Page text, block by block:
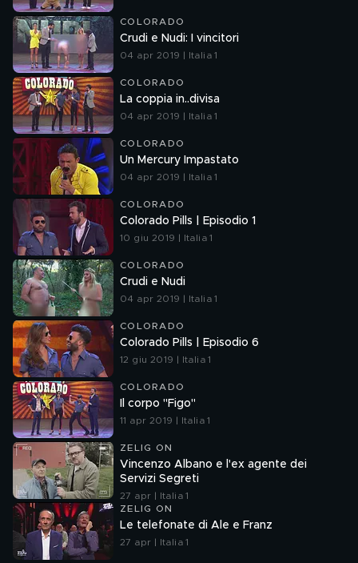
COLORADO
Crudi e Nudi: I vincitori
04 apr 2019 | Italia 1
COLORADO
La coppia in..divisa
04 apr 2019 | Italia 1
COLORADO
Un Mercury Impastato
04 apr 2019 | Italia 1
COLORADO
Colorado Pills | Episodio 1
10 giu 2019 | Italia 1
COLORADO
Crudi e Nudi
04 apr 2019 | Italia 1
COLORADO
Colorado Pills | Episodio 6
12 giu 2019 | Italia 1
COLORADO
Il corpo "Figo"
11 apr 2019 | Italia 1
ZELIG ON
Vincenzo Albano e l'ex agente dei
Servizi Segreti
27 apr | Italia 1
ZELIG ON
Le telefonate di Ale e Franz
27 apr | Italia 1